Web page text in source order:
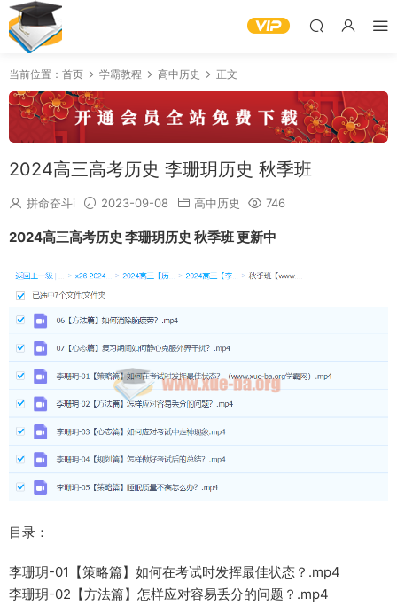
当前位置： 首页 学霸教程 高中历史 正文
2024高三高考历史 李珊玥历史 秋季班
拼命奋斗i 2023-09-08 高中历史 746
2024高三高考历史 李珊玥历史 秋季班 更新中
目录：
李珊玥-01【策略篇】如何在考试时发挥最佳状态？.mp4
李珊玥-02【方法篇】怎样应对容易丢分的问题？.mp4